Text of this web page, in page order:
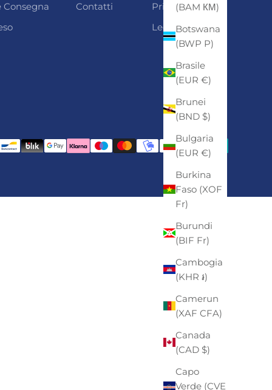
(BAM КМ)
Botswana
(BWP P)
Brasile
(EUR €)
Brunei
(BND $)
Bulgaria
(EUR €)
Burkina
Faso (XOF
Fr)
Burundi
(BIF Fr)
Cambogia
(KHR ៛)
Camerun
(XAF CFA)
Canada
(CAD $)
Capo
Verde (CVE
Consegna
Contatti
Privacy
Legal Notice